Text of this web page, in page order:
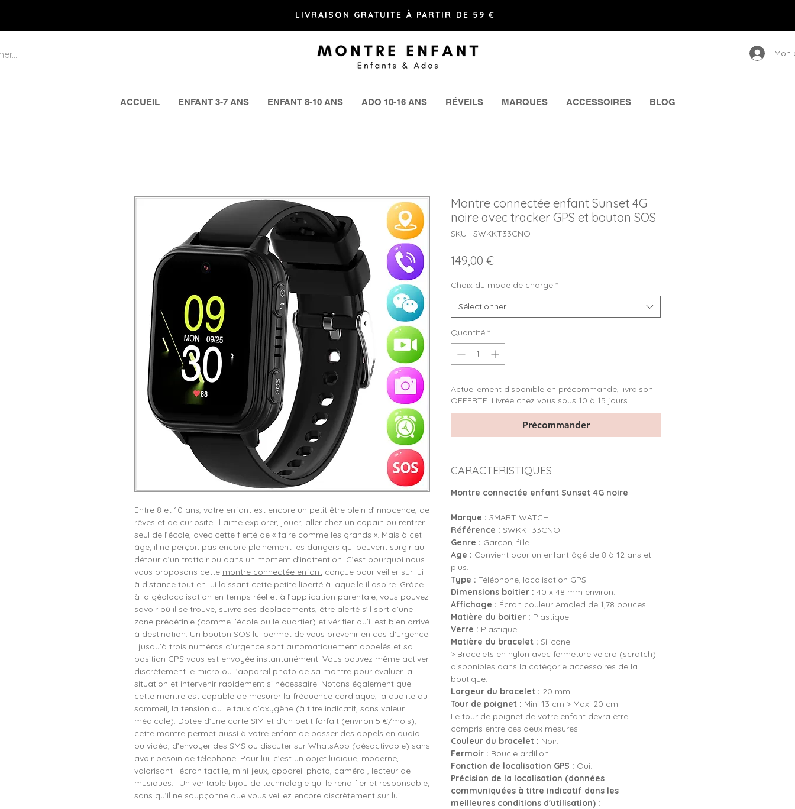
LIVRAISON GRATUITE À PARTIR DE 59 €
Mon
ACCUEIL ENFANT 3-7 ANS ENFANT 8-10 ANS ADO 10-16 ANS RÉVEILS MARQUES ACCESSOIRES BLOG
Entre 8 et 10 ans, votre enfant est encore un petit être plein d’innocence, de
rêves et de curiosité. Il aime explorer, jouer, aller chez un copain ou rentrer
seul de l’école, avec cette fierté de « faire comme les grands ». Mais à cet
âge, il ne perçoit pas encore pleinement les dangers qui peuvent surgir au
détour d’un trottoir ou dans un moment d’inattention. C’est pourquoi nous
vous proposons cette montre connectée enfant conçue pour veiller sur lui
à distance tout en lui laissant cette petite liberté à laquelle il aspire. Grâce
à la géolocalisation en temps réel et à l’application parentale, vous pouvez
savoir où il se trouve, suivre ses déplacements, être alerté s’il sort d’une
zone prédéfinie (comme l’école ou le quartier) et vérifier qu’il est bien arrivé
à destination. Un bouton SOS lui permet de vous prévenir en cas d’urgence
: jusqu’à trois numéros d’urgence sont automatiquement appelés et sa
position GPS vous est envoyée instantanément. Vous pouvez même activer
discrètement le micro ou l’appareil photo de sa montre pour évaluer la
situation et intervenir rapidement si nécessaire. Notons également que
cette montre est capable de mesurer la fréquence cardiaque, la qualité du
sommeil, la tension ou le taux d’oxygène (à titre indicatif, sans valeur
médicale). Dotée d’une carte SIM et d’un petit forfait (environ 5 €/mois),
cette montre permet aussi à votre enfant de passer des appels en audio
ou vidéo, d’envoyer des SMS ou discuter sur WhatsApp (désactivable) sans
avoir besoin de téléphone. Pour lui, c’est un objet ludique, moderne,
valorisant : écran tactile, mini-jeux, appareil photo, caméra , lecteur de
musiques… Un véritable bijou de technologie qui le rend fier et responsable,
sans qu’il ne soupçonne que vous veillez encore discrètement sur lui.
Montre connectée enfant Sunset 4G
noire avec tracker GPS et bouton SOS
SKU : SWKKT33CNO
149,00 €Prix
Choix du mode de charge *
Sélectionner
Quantité *
Actuellement disponible en précommande, livraison
OFFERTE. Livrée chez vous sous 10 à 15 jours.
Précommander
CARACTERISTIQUES
Montre connectée enfant Sunset 4G noire
Marque : SMART WATCH.
Référence : SWKKT33CNO.
Genre : Garçon, fille.
Age : Convient pour un enfant âgé de 8 à 12 ans et
plus.
Type : Téléphone, localisation GPS.
Dimensions boitier : 40 x 48 mm environ.
Affichage : Écran couleur Amoled de 1,78 pouces.
Matière du boitier : Plastique.
Verre : Plastique.
Matière du bracelet : Silicone.
> Bracelets en nylon avec fermeture velcro (scratch)
disponibles dans la catégorie accessoires de la
boutique.
Largeur du bracelet : 20 mm.
Tour de poignet : Mini 13 cm > Maxi 20 cm.
Le tour de poignet de votre enfant devra être
compris entre ces deux mesures.
Couleur du bracelet : Noir.
Fermoir : Boucle ardillon.
Fonction de localisation GPS : Oui.
Précision de la localisation (données
communiquées à titre indicatif dans les
meilleures conditions d'utilisation) :